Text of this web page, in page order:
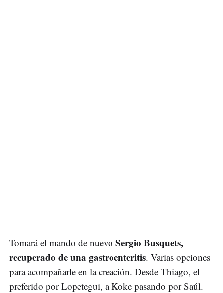
Tomará el mando de nuevo Sergio Busquets,
recuperado de una gastroenteritis. Varias opciones
para acompañarle en la creación. Desde Thiago, el
preferido por Lopetegui, a Koke pasando por Saúl.